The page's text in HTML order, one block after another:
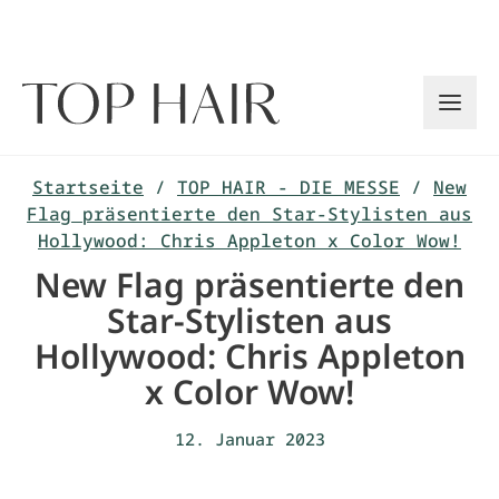
Startseite / TOP HAIR - DIE MESSE / New
Flag präsentierte den Star-Stylisten aus
Hollywood: Chris Appleton x Color Wow!
New Flag präsentierte den
Star-Stylisten aus
Hollywood: Chris Appleton
x Color Wow!
12. Januar 2023